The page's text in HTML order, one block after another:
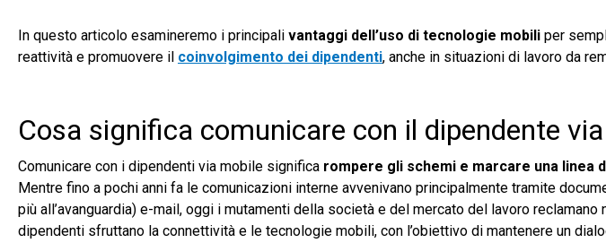
In questo articolo esamineremo i principali vantaggi dell’uso di tecnologie mobili per
reattività e promuovere il coinvolgimento dei dipendenti, anche in situazioni di lavoro da
Cosa significa comunicare con il dipendente
Comunicare con i dipendenti via mobile significa rompere gli schemi e marcare una linea
Mentre fino a pochi anni fa le comunicazioni interne avvenivano principalmente tramite
più all’avanguardia) e-mail, oggi i mutamenti della società e del mercato del lavoro
dipendenti sfruttano la connettività e le tecnologie mobili, con l’obiettivo di mantenere un